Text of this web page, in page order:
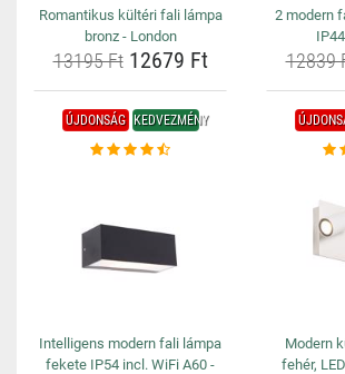
Romantikus kültéri fali lámpa
bronz - London
13195 Ft12679 Ft
2 modern
12839
ÚJDONSÁG KEDVEZMÉNY
Intelligens modern fali lámpa
fekete IP54 incl. WiFi A60 -
Modern
fehér,